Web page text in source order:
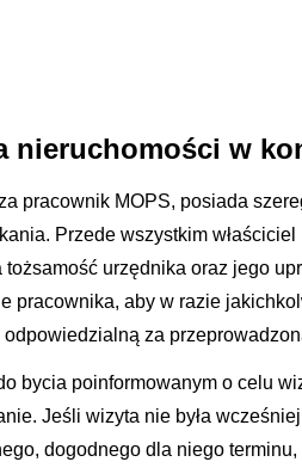
nieruchomości w
pracownik MOPS, posiada
Przede wszystkim
tożsamość urzędnika oraz jego
pracownika, aby w razie
za
bycia poinformowanym o celu
Jeśli wizyta nie była
dogodnego dla niego